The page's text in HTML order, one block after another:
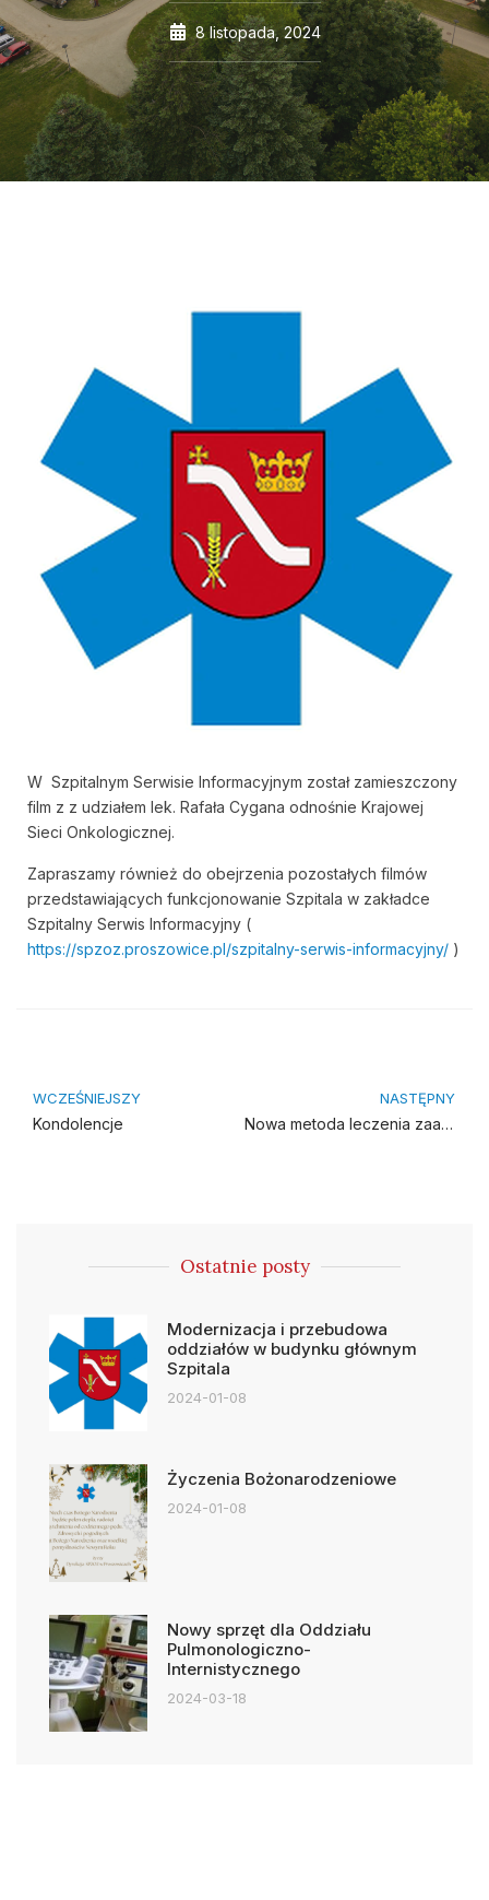
8 listopada, 2024
W Szpitalnym Serwisie Informacyjnym został zamieszczony
film z z udziałem lek. Rafała Cygana odnośnie Krajowej
Sieci Onkologicznej.
Zapraszamy również do obejrzenia pozostałych filmów
przedstawiających funkcjonowanie Szpitala w zakładce
Szpitalny Serwis Informacyjny (
https://spzoz.proszowice.pl/szpitalny-serwis-informacyjny/ )
WCZEŚNIEJSZY
Kondolencje
NASTĘPNY
Nowa metoda leczenia zaawansowanej choroby Parkinsona
Ostatnie posty
Modernizacja i przebudowa
oddziałów w budynku głównym
Szpitala
2024-01-08
Życzenia Bożonarodzeniowe
2024-01-08
Nowy sprzęt dla Oddziału
Pulmonologiczno-
Internistycznego
2024-03-18